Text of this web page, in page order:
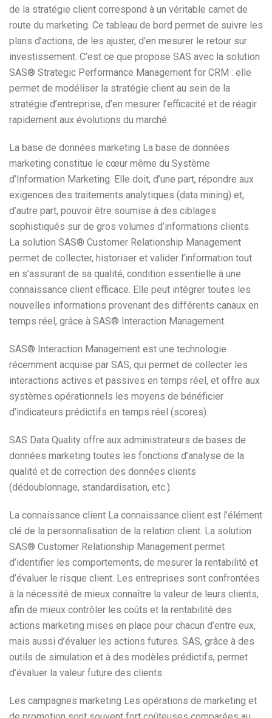
de la stratégie client correspond à un véritable carnet de
route du marketing. Ce tableau de bord permet de suivre les
plans d’actions, de les ajuster, d’en mesurer le retour sur
investissement. C’est ce que propose SAS avec la solution
SAS® Strategic Performance Management for CRM : elle
permet de modéliser la stratégie client au sein de la
stratégie d’entreprise, d’en mesurer l’efficacité et de réagir
rapidement aux évolutions du marché.
La base de données marketing La base de données
marketing constitue le cœur même du Système
d’Information Marketing. Elle doit, d’une part, répondre aux
exigences des traitements analytiques (data mining) et,
d’autre part, pouvoir être soumise à des ciblages
sophistiqués sur de gros volumes d’informations clients.
La solution SAS® Customer Relationship Management
permet de collecter, historiser et valider l’information tout
en s’assurant de sa qualité, condition essentielle à une
connaissance client efficace. Elle peut intégrer toutes les
nouvelles informations provenant des différents canaux en
temps réel, grâce à SAS® Interaction Management.
SAS® Interaction Management est une technologie
récemment acquise par SAS, qui permet de collecter les
interactions actives et passives en temps réel, et offre aux
systèmes opérationnels les moyens de bénéficier
d’indicateurs prédictifs en temps réel (scores).
SAS Data Quality offre aux administrateurs de bases de
données marketing toutes les fonctions d’analyse de la
qualité et de correction des données clients
(dédoublonnage, standardisation, etc.).
La connaissance client La connaissance client est l’élément
clé de la personnalisation de la relation client. La solution
SAS® Customer Relationship Management permet
d’identifier les comportements, de mesurer la rentabilité et
d’évaluer le risque client. Les entreprises sont confrontées
à la nécessité de mieux connaître la valeur de leurs clients,
afin de mieux contrôler les coûts et la rentabilité des
actions marketing mises en place pour chacun d’entre eux,
mais aussi d’évaluer les actions futures. SAS, grâce à des
outils de simulation et à des modèles prédictifs, permet
d’évaluer la valeur future des clients.
Les campagnes marketing Les opérations de marketing et